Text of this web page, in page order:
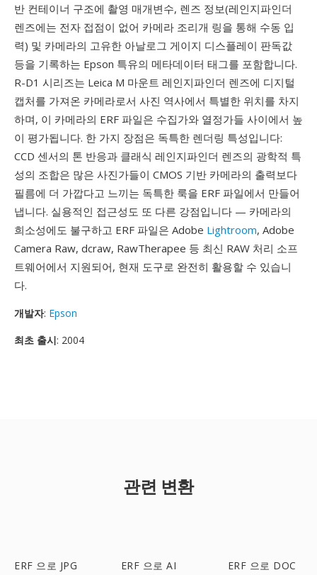
반 컨테이너 구조에 촬영 매개변수, 렌즈 정보(레인지파인더
렌즈에는 전자 접점이 없어 카메라 조리개 링을 통해 수동 입
력) 및 카메라의 고유한 아날로그 게이지 디스플레이 판독값
등을 기록하는 Epson 특유의 메타데이터 태그를 포함합니다.
R-D1 시리즈는 Leica M 마운트 레인지파인더 렌즈에 디지털
캡처를 가져온 카메라로서 사진 역사에서 특별한 위치를 차지
하며, 이 카메라의 ERF 파일은 수집가와 열정가들 사이에서 높
이 평가됩니다. 한 가지 장점은 독특한 렌더링 특성입니다:
CCD 센서의 톤 반응과 클래식 레인지파인더 렌즈의 광학적 특
성의 조합은 많은 사진가들이 CMOS 기반 카메라의 출력보다
필름에 더 가깝다고 느끼는 독특한 룩을 ERF 파일에서 만들어
냅니다. 실용적인 접근성도 또 다른 강점입니다 — 카메라의
희소성에도 불구하고 ERF 파일은 Adobe Lightroom, Adobe
Camera Raw, dcraw, RawTherapee 등 최신 RAW 처리 소프
트웨어에서 지원되어, 현재 도구로 완전히 활용할 수 있습니
다.
개발자: Epson
최초 출시: 2004
관련 변환
ERF 으로 JPG ERF 으로 AI ERF 으로 DOC